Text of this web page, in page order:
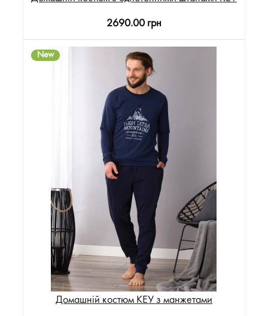
2690.00 грн
New
Домашній костюм KEУ з манжетами